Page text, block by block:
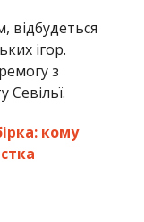
відбудеться
ігор.
з
Севільї.
кому